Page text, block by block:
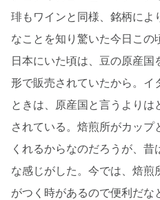
琲もワインと同様、銘柄によ
なことを知り驚いた今日この
日本にいた頃は、豆の原産
形で販売されていたから。イ
ときは、原産国と言うより
されている。焙煎所がカップ
くれるからなのだろうが、
な感じがした。今では、焙煎
がつく時があるので便利だな